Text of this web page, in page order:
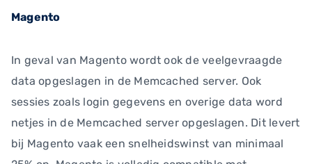
Magento
In geval van Magento wordt ook de veelgevraagde
data opgeslagen in de Memcached server. Ook
sessies zoals login gegevens en overige data word
netjes in de Memcached server opgeslagen. Dit levert
bij Magento vaak een snelheidswinst van minimaal